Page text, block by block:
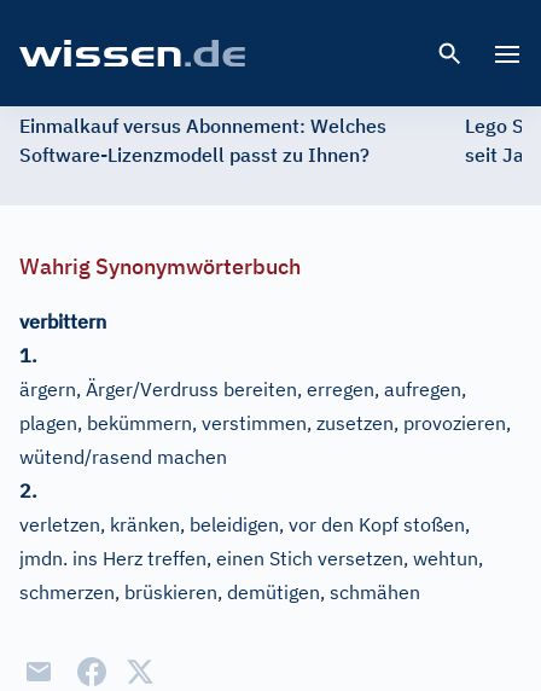
Einmalkauf versus Abonnement: Welches
Software-Lizenzmodell passt zu Ihnen?
Lego
seit
Wahrig Synonymwörterbuch
verbittern
1.
ärgern, Ärger/Verdruss bereiten, erregen, aufregen,
plagen, bekümmern, verstimmen, zusetzen, provozieren,
wütend/rasend machen
2.
verletzen, kränken, beleidigen, vor den Kopf stoßen,
jmdn. ins Herz treffen, einen Stich versetzen, wehtun,
schmerzen, brüskieren, demütigen, schmähen